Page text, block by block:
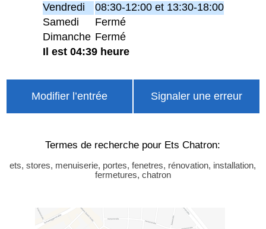
Vendredi
08:30-12:00 et 13:30-18:00
Samedi
Fermé
Dimanche Fermé
Il est 04:39 heure
Modifier l’entrée Signaler une erreur
Termes de recherche pour Ets Chatron:
ets, stores, menuiserie, portes, fenetres, rénovation, installation,
fermetures, chatron